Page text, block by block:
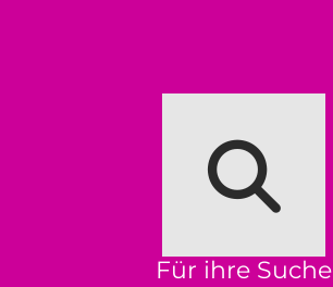
Für ihre Suche